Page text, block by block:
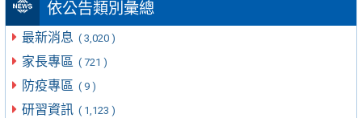
依公告類別彙總
最新消息 ( 3,020 )
家長專區 ( 721 )
防疫專區 ( 9 )
研習資訊 ( 1,123 )